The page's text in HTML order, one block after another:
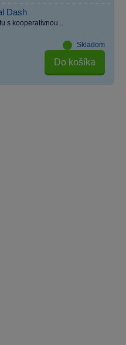
Dash
s kooperatívnou...
Skladom
Do košíka